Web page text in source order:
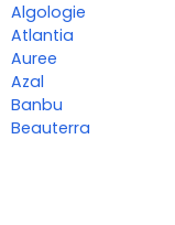
Algologie
Atlantia
Auree
Azal
Banbu
Beauterra